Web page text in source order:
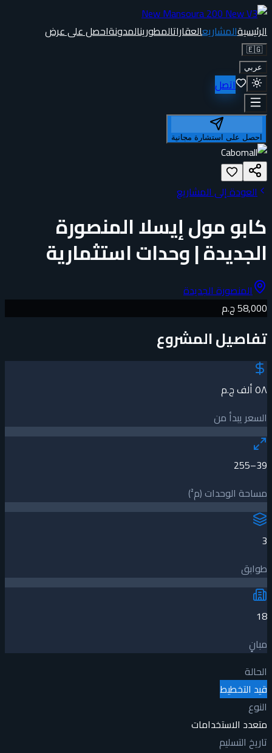
الرئيسيةالمشاريعالعقاراتالمطورينالمدونةاحصل على عرض
🇪🇬
عربي
اتصل
احصل على استشارة مجانية
العودة إلى المشاريع
كابو مول إيسلا المنصورة
الجديدة | وحدات استثمارية
المنصورة الجديدة
58,000 ج.م
تفاصيل المشروع
٥٨ ألف ج.م
السعر يبدأ من
39–255
مساحة الوحدات (م²)
3
طوابق
18
مبانٍ
الحالة
قيد التخطيط
النوع
متعدد الاستخدامات
تاريخ التسليم